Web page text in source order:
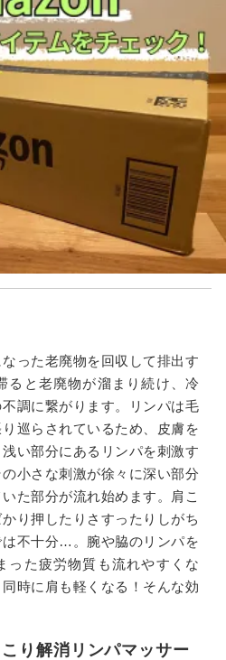
った老廃物を回収して排出す
ると老廃物が溜まり続け、冷
調に繋がります。リンパは毛
巡らされているため、皮膚を
い部分にあるリンパを刺激す
小さな刺激が徐々に深い部分
た部分が流れ始めます。肩こ
り押したりさすったりしがち
不十分…。腕や脇のリンパを
った疲労物質も流れやすくな
時に肩も軽くなる！そんな効
り解消リンパマッサー